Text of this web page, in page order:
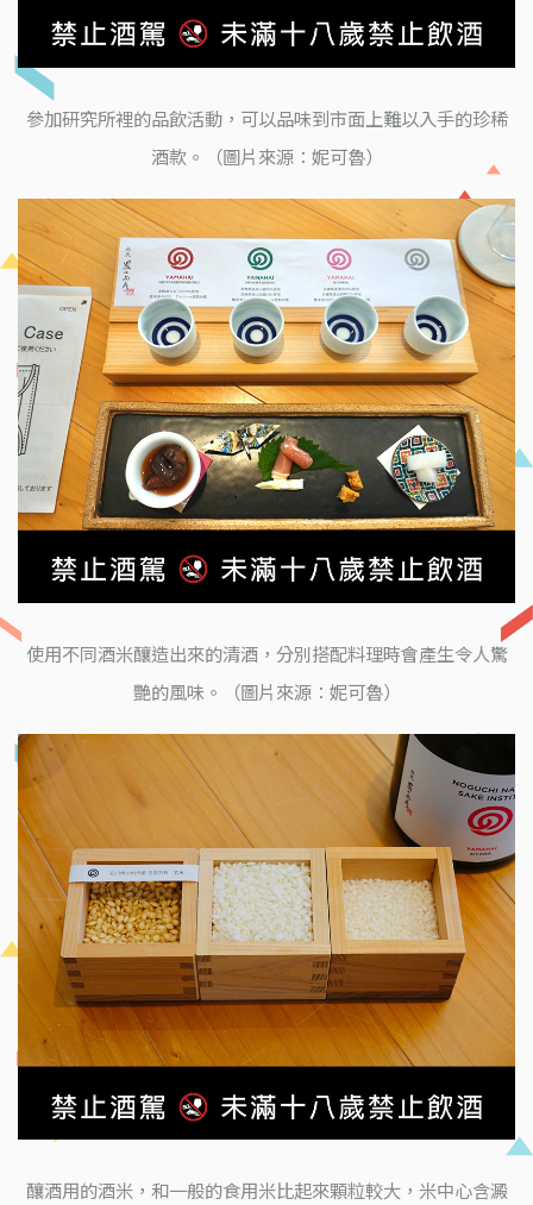
參加研究所裡的品飲活動，可以品味到市面上難以入手的珍稀
酒款。（圖片來源：妮可魯）
使用不同酒米釀造出來的清酒，分別搭配料理時會產生令人驚
艷的風味。（圖片來源：妮可魯）
釀酒用的酒米，和一般的食用米比起來顆粒較大，米中心含澱